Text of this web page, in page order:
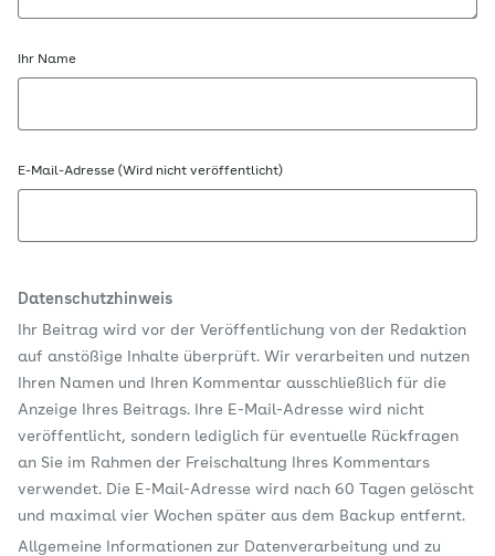
Ihr Name
E-Mail-Adresse (Wird nicht veröffentlicht)
Datenschutzhinweis
Ihr Beitrag wird vor der Veröffentlichung von der Redaktion
auf anstößige Inhalte überprüft. Wir verarbeiten und nutzen
Ihren Namen und Ihren Kommentar ausschließlich für die
Anzeige Ihres Beitrags. Ihre E-Mail-Adresse wird nicht
veröffentlicht, sondern lediglich für eventuelle Rückfragen
an Sie im Rahmen der Freischaltung Ihres Kommentars
verwendet. Die E-Mail-Adresse wird nach 60 Tagen gelöscht
und maximal vier Wochen später aus dem Backup entfernt.
Allgemeine Informationen zur Datenverarbeitung und zu